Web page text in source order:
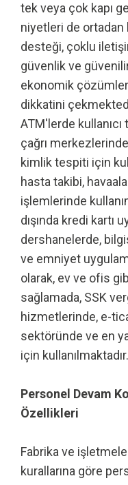
tek veya çok kapı
niyetleri de ortadan
desteği, çoklu
güvenlik ve
ekonomik
dikkatini
ATM'lerde kullanıcı
çağrı
kimlik tespiti için
hasta takibi,
işlemlerinde
dışında kredi kartı
dershanelerde,
ve emniyet
olarak, ev ve ofis
sağlamada, SSK
hizmetlerinde, e-
sektöründe ve en
için kullanılmaktadır.
Personel Devam
Özellikleri
Fabrika ve
kurallarına göre